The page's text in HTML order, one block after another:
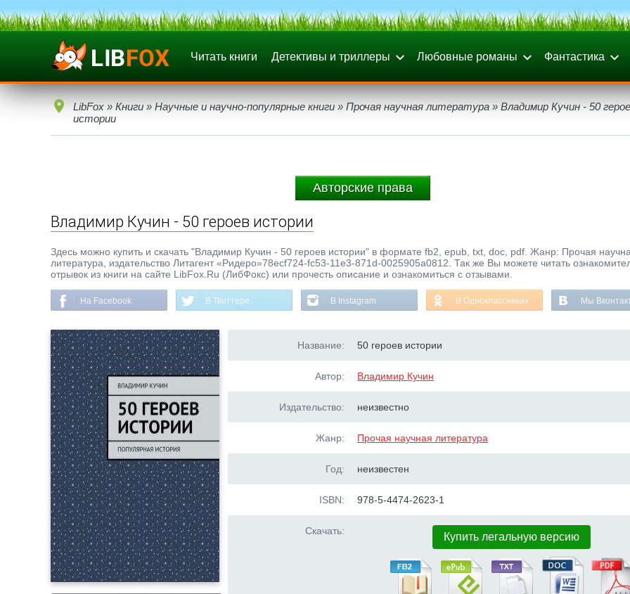
Читать книги Детективы и триллеры Любовные романы Фантастика
LibFox » Книги » Научные и научно-популярные книги » Прочая научная литература » Владимир Кучин - 50
истории
Авторские права
Владимир Кучин - 50 героев истории
Здесь можно купить и скачать "Владимир Кучин - 50 героев истории" в формате fb2, epub, txt, doc, pdf. Жанр: Прочая
литература, издательство Литагент «Ридеро»78ecf724-fc53-11e3-871d-0025905a0812. Так же Вы можете читать
отрывок из книги на сайте LibFox.Ru (ЛибФокс) или прочесть описание и ознакомиться с отзывами.
На Facebook В Твиттере В Instagram В Одноклассниках Мы
Название: 50 героев истории
Автор: Владимир Кучин
Издательство: неизвестно
Жанр: Прочая научная литература
Год: неизвестен
ISBN: 978-5-4474-2623-1
Скачать: Купить легальную версию